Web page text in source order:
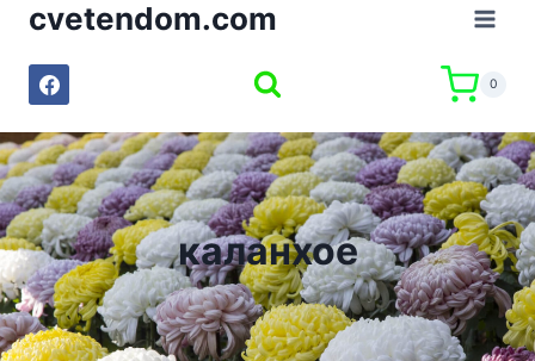
Къмcvetendom.com
0
каланхое